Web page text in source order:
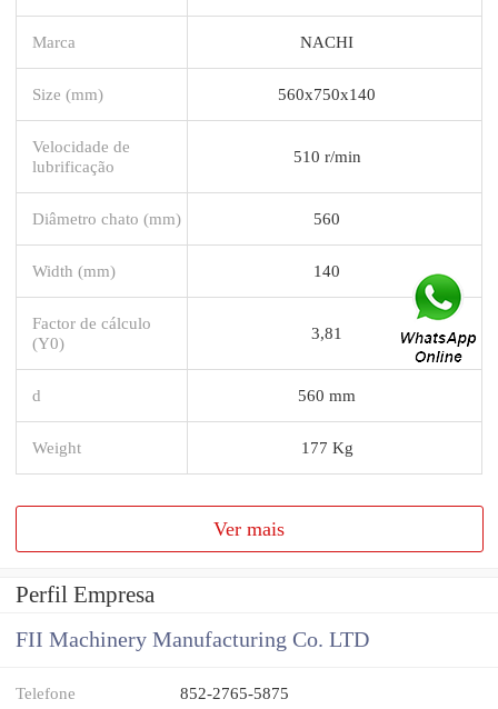
Marca NACHI
Size (mm) 560x750x140
Velocidade de
lubrificação
510 r/min
Diâmetro chato (mm) 560
Width (mm) 140
Factor de cálculo
(Y0)
3,81
d 560 mm
Weight 177 Kg
Ver mais
Perfil Empresa
FII Machinery Manufacturing Co. LTD
Telefone 852-2765-5875